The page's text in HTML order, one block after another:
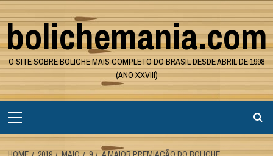
Skip
to
content
bolichemania.com
O SITE SOBRE BOLICHE MAIS COMPLETO DO BRASIL DESDE ABRIL DE 1998
(ANO XXVIII)
Menu